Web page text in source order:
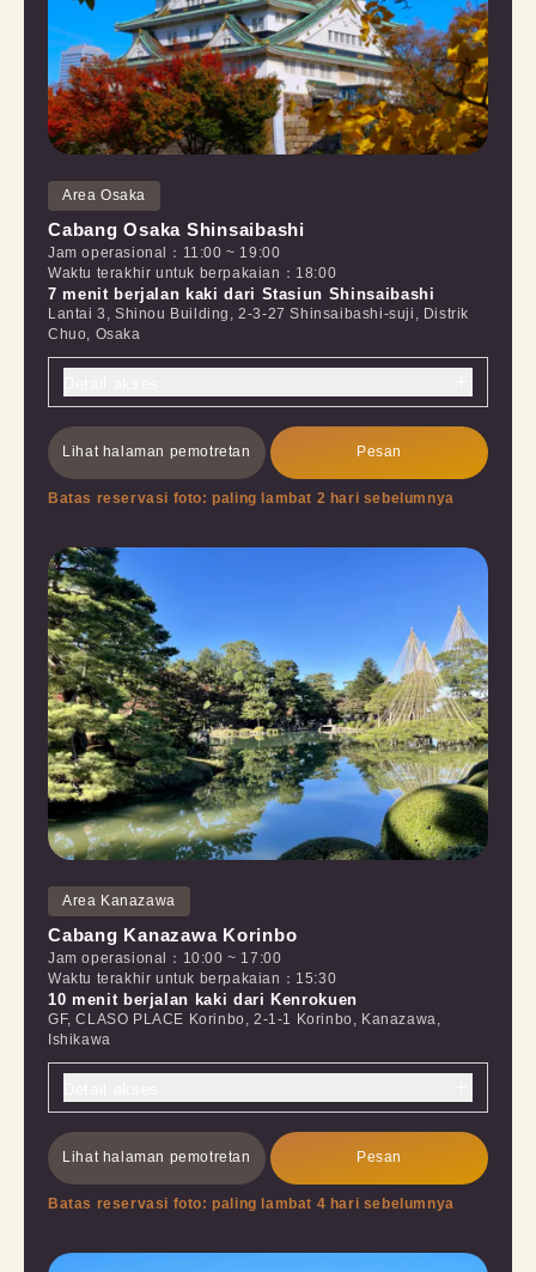
Area Osaka
Cabang Osaka Shinsaibashi
Jam operasional ： 11:00 ~ 19:00
Waktu terakhir untuk berpakaian ： 18:00
7 menit berjalan kaki dari Stasiun Shinsaibashi
Lantai 3, Shinou Building, 2-3-27 Shinsaibashi-suji, Distrik
Chuo, Osaka
Lihat halaman pemotretan Pesan
Batas reservasi foto: paling lambat 2 hari sebelumnya
Area Kanazawa
Cabang Kanazawa Korinbo
Jam operasional ： 10:00 ~ 17:00
Waktu terakhir untuk berpakaian ： 15:30
10 menit berjalan kaki dari Kenrokuen
GF, CLASO PLACE Korinbo, 2-1-1 Korinbo, Kanazawa,
Ishikawa
Lihat halaman pemotretan Pesan
Batas reservasi foto: paling lambat 4 hari sebelumnya